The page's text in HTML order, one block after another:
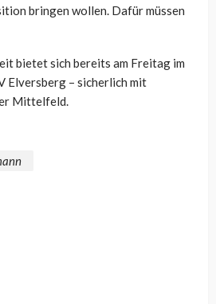
bringen wollen. Dafür müssen
bietet sich bereits am Freitag im
Elversberg – sicherlich mit
Mittelfeld.